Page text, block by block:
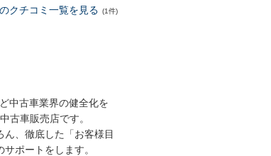
クチコミ一覧を見る (1件)
中古車業界の健全化を
古車販売店です。
、徹底した「お客様目
ポートをします。